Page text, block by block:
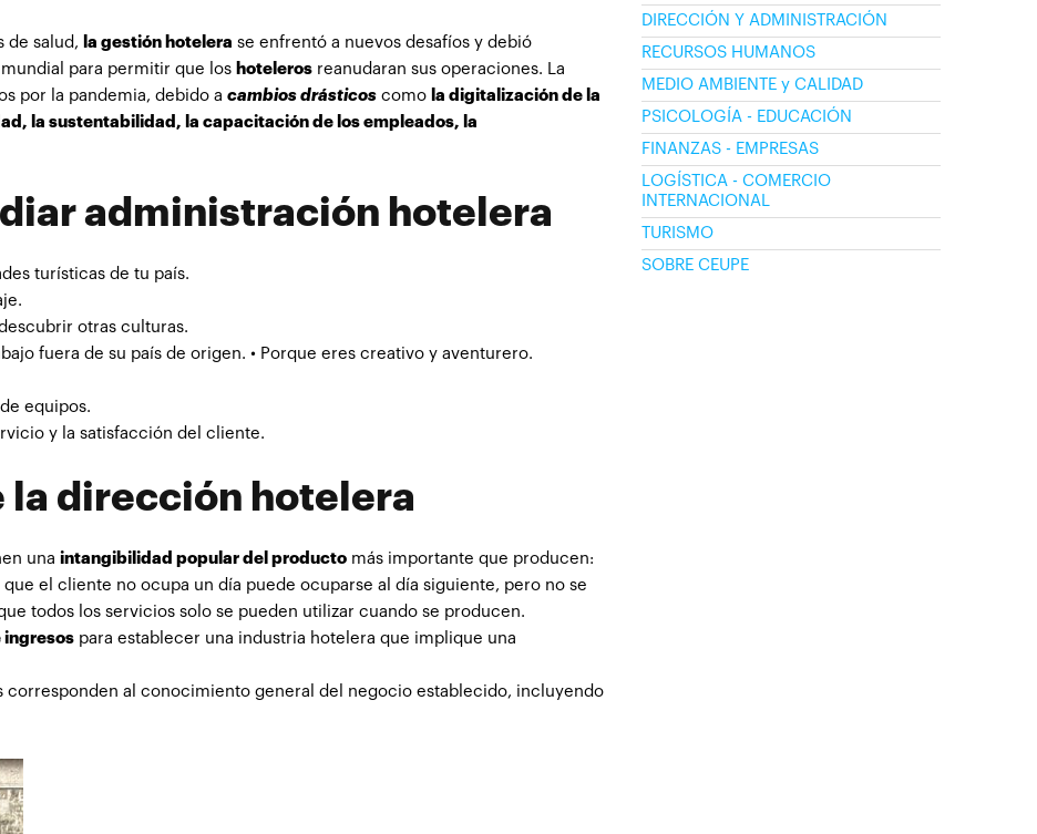
de salud, la gestión hotelera se enfrentó a nuevos desafíos y debió
para permitir que los hoteleros reanudaran sus operaciones. La
por la pandemia, debido a cambios drásticos como la digitalización de la
la sustentabilidad, la capacitación de los empleados, la
administración hotelera
turísticas de tu país.
otras culturas.
fuera de su país de origen. • Porque eres creativo y aventurero.
equipos.
y la satisfacción del cliente.
dirección hotelera
una intangibilidad popular del producto más importante que producen:
el cliente no ocupa un día puede ocuparse al día siguiente, pero no se
todos los servicios solo se pueden utilizar cuando se producen.
ingresos para establecer una industria hotelera que implique una
corresponden al conocimiento general del negocio establecido, incluyendo
DIRECCIÓN Y ADMINISTRACIÓN
RECURSOS HUMANOS
MEDIO AMBIENTE y CALIDAD
PSICOLOGÍA - EDUCACIÓN
FINANZAS - EMPRESAS
LOGÍSTICA - COMERCIO
INTERNACIONAL
TURISMO
SOBRE CEUPE